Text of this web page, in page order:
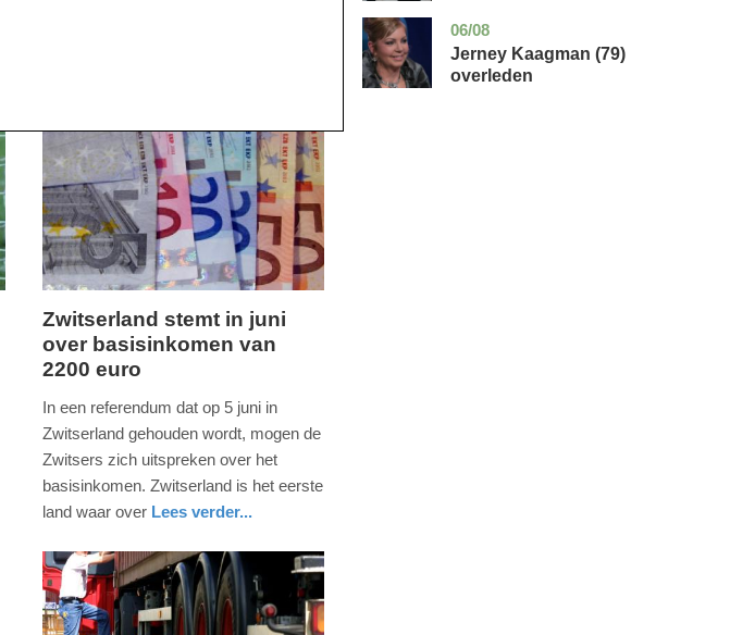
maandag,
16.
09-
04-
2025
09:10
Zwitserland stemt in juni
over basisinkomen van
2200 euro
In een referendum dat op 5 juni in
Zwitserland gehouden wordt, mogen de
Zwitsers zich uitspreken over het
basisinkomen. Zwitserland is het eerste
land waar over Lees verder...
06/08
noord-
holland
glossy
Jerney Kaagman (79)
overleden